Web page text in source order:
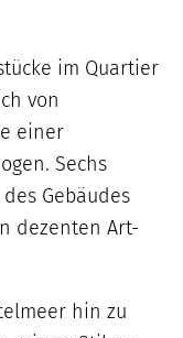
im Quartier
von
einer
Sechs
Gebäudes
dezenten Art-
hin zu